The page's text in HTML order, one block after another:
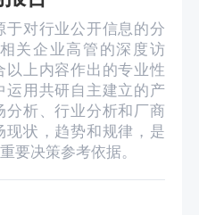
于对行业公开信息的分
关企业高管的深度访
以上内容作出的专业性
运用共研自主建立的产
分析、行业分析和厂商
现状，趋势和规律，是
要决策参考依据。